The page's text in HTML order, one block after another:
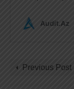
Previous Post